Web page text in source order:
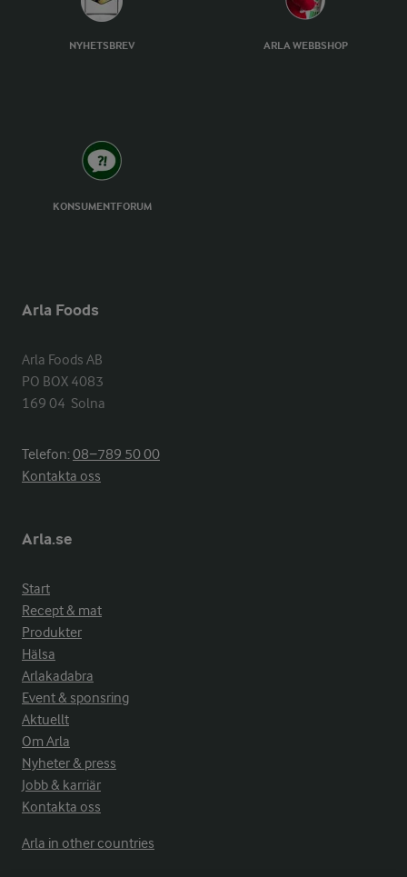
NYHETSBREV ARLA WEBBSHOP
KONSUMENTFORUM
Arla Foods
Arla Foods AB
PO BOX 4083
169 04  Solna
Telefon:08−789 50 00
Kontakta oss
Arla.se
Start
Recept & mat
Produkter
Hälsa
Arlakadabra
Event & sponsring
Aktuellt
Om Arla
Nyheter & press
Jobb & karriär
Kontakta oss
Arla in other countries